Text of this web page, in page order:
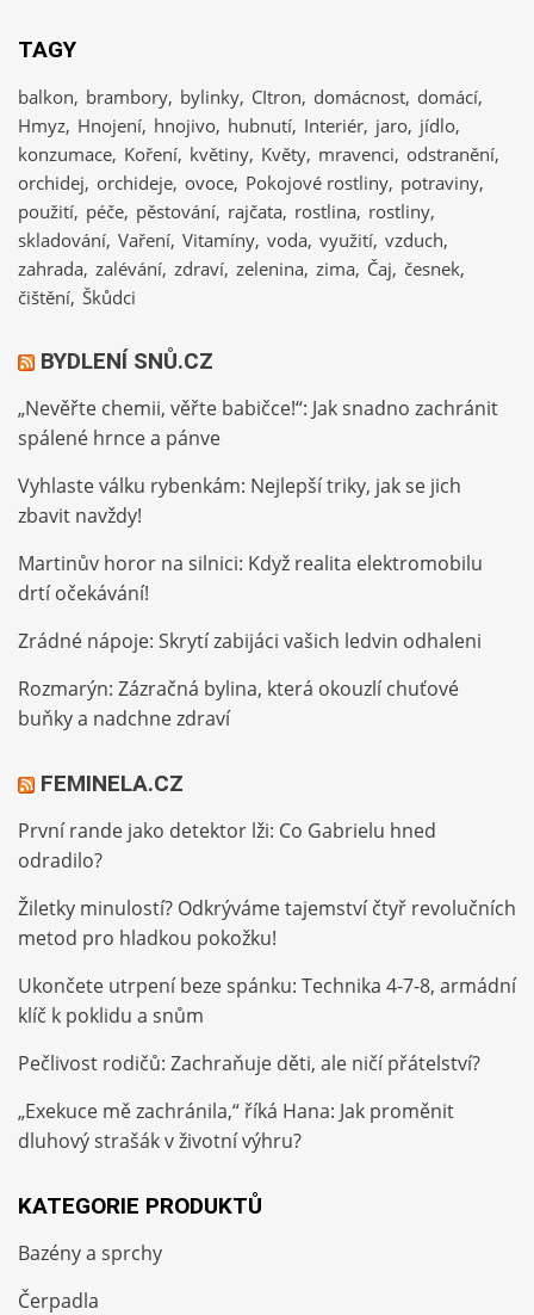
TAGY
balkon brambory bylinky CItron domácnost domácí
Hmyz Hnojení hnojivo hubnutí Interiér jaro jídlo
konzumace Koření květiny Květy mravenci odstranění
orchidej orchideje ovoce Pokojové rostliny potraviny
použití péče pěstování rajčata rostlina rostliny
skladování Vaření Vitamíny voda využití vzduch
zahrada zalévání zdraví zelenina zima Čaj česnek
čištění Škůdci
BYDLENÍ SNŮ.CZ
„Nevěřte chemii, věřte babičce!“: Jak snadno zachránit
spálené hrnce a pánve
Vyhlaste válku rybenkám: Nejlepší triky, jak se jich
zbavit navždy!
Martinův horor na silnici: Když realita elektromobilu
drtí očekávání!
Zrádné nápoje: Skrytí zabijáci vašich ledvin odhaleni
Rozmarýn: Zázračná bylina, která okouzlí chuťové
buňky a nadchne zdraví
FEMINELA.CZ
První rande jako detektor lži: Co Gabrielu hned
odradilo?
Žiletky minulostí? Odkrýváme tajemství čtyř revolučních
metod pro hladkou pokožku!
Ukončete utrpení beze spánku: Technika 4-7-8, armádní
klíč k poklidu a snům
Pečlivost rodičů: Zachraňuje děti, ale ničí přátelství?
„Exekuce mě zachránila,“ říká Hana: Jak proměnit
dluhový strašák v životní výhru?
KATEGORIE PRODUKTŮ
Bazény a sprchy
Čerpadla